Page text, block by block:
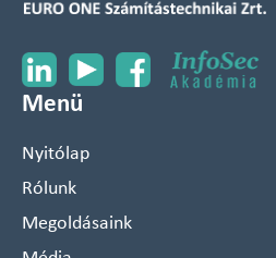
Menü
Nyitólap
Rólunk
Megoldásaink